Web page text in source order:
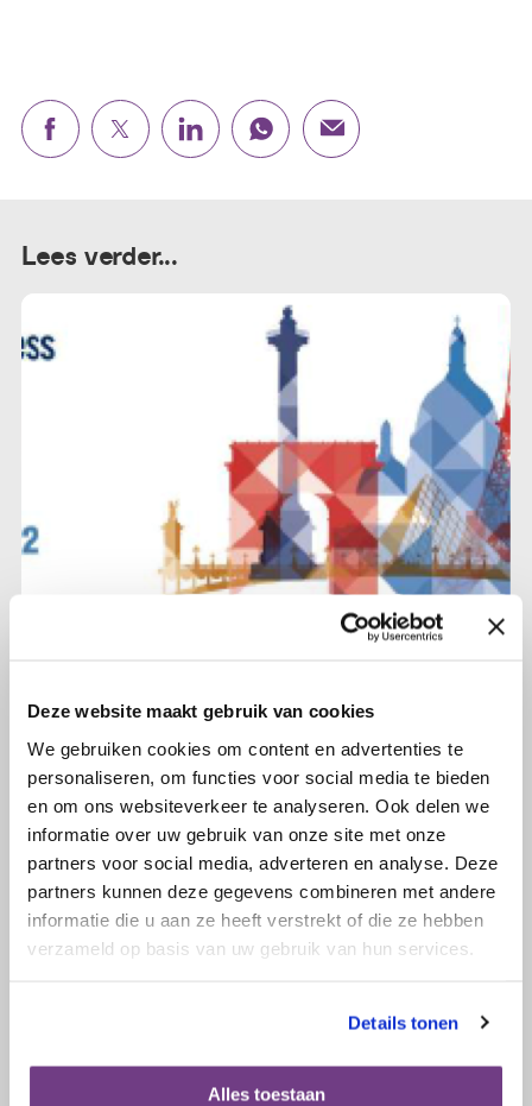
Deze website maakt gebruik van cookies
We gebruiken cookies om content en advertenties te
personaliseren, om functies voor social media te bieden
en om ons websiteverkeer te analyseren. Ook delen we
informatie over uw gebruik van onze site met onze
partners voor social media, adverteren en analyse. Deze
partners kunnen deze gegevens combineren met andere
informatie die u aan ze heeft verstrekt of die ze hebben
verzameld op basis van uw gebruik van hun services.
Details tonen
Alles toestaan
Lees verder...
14 oktober 2022
Het belang van
patiëntbetrokkenheid
Lees verder